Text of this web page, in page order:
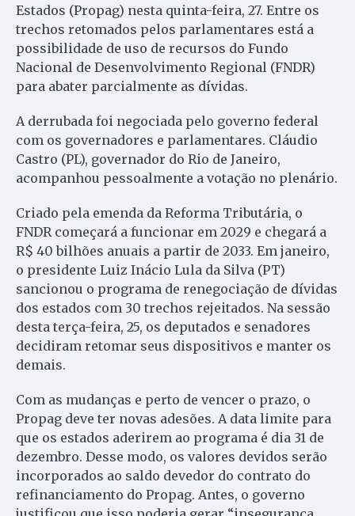
Estados (Propag) nesta quinta-feira, 27. Entre os
trechos retomados pelos parlamentares está a
possibilidade de uso de recursos do Fundo
Nacional de Desenvolvimento Regional (FNDR)
para abater parcialmente as dívidas.
A derrubada foi negociada pelo governo federal
com os governadores e parlamentares. Cláudio
Castro (PL), governador do Rio de Janeiro,
acompanhou pessoalmente a votação no plenário.
Criado pela emenda da Reforma Tributária, o
FNDR começará a funcionar em 2029 e chegará a
R$ 40 bilhões anuais a partir de 2033. Em janeiro,
o presidente Luiz Inácio Lula da Silva (PT)
sancionou o programa de renegociação de dívidas
dos estados com 30 trechos rejeitados. Na sessão
desta terça-feira, 25, os deputados e senadores
decidiram retomar seus dispositivos e manter os
demais.
Com as mudanças e perto de vencer o prazo, o
Propag deve ter novas adesões. A data limite para
que os estados aderirem ao programa é dia 31 de
dezembro. Desse modo, os valores devidos serão
incorporados ao saldo devedor do contrato do
refinanciamento do Propag. Antes, o governo